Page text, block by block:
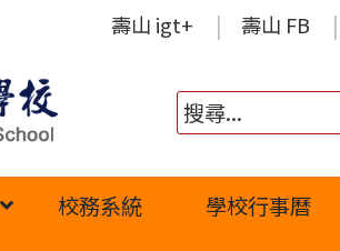
壽山 igt+ 壽山 FB
校務系統 學校行事曆